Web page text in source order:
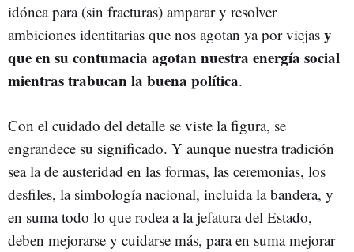
idónea para (sin fracturas) amparar y resolver
ambiciones identitarias que nos agotan ya por viejas y
que en su contumacia agotan nuestra energía social
mientras trabucan la buena política.
Con el cuidado del detalle se viste la figura, se
engrandece su significado. Y aunque nuestra tradición
sea la de austeridad en las formas, las ceremonias, los
desfiles, la simbología nacional, incluida la bandera, y
en suma todo lo que rodea a la jefatura del Estado,
deben mejorarse y cuidarse más, para en suma mejorar